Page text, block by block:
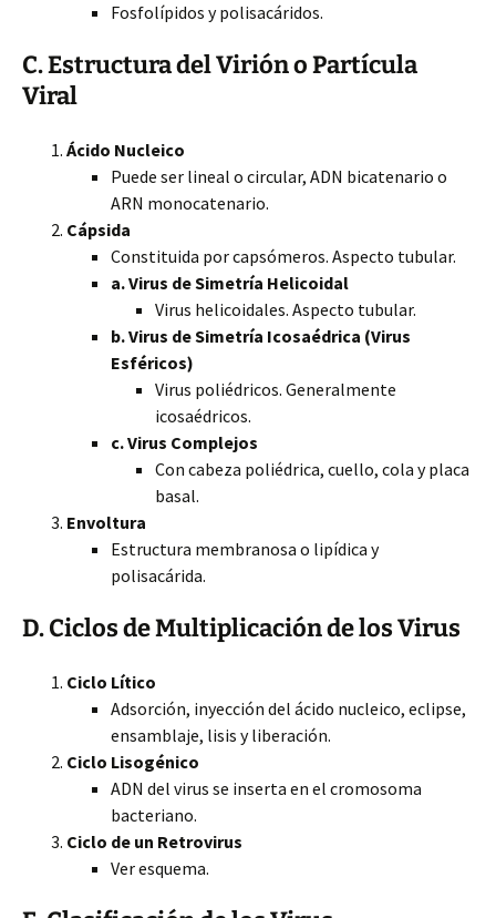
Fosfolípidos y polisacáridos.
C. Estructura del Virión o Partícula
Viral
Ácido Nucleico
Puede ser lineal o circular, ADN bicatenario o
ARN monocatenario.
Cápsida
Constituida por capsómeros. Aspecto tubular.
a. Virus de Simetría Helicoidal
Virus helicoidales. Aspecto tubular.
b. Virus de Simetría Icosaédrica (Virus
Esféricos)
Virus poliédricos. Generalmente
icosaédricos.
c. Virus Complejos
Con cabeza poliédrica, cuello, cola y placa
basal.
Envoltura
Estructura membranosa o lipídica y
polisacárida.
D. Ciclos de Multiplicación de los Virus
Ciclo Lítico
Adsorción, inyección del ácido nucleico, eclipse,
ensamblaje, lisis y liberación.
Ciclo Lisogénico
ADN del virus se inserta en el cromosoma
bacteriano.
Ciclo de un Retrovirus
Ver esquema.